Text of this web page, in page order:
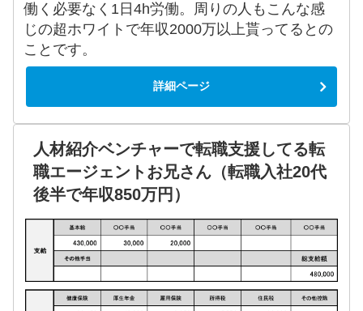
働く必要なく1日4h労働。周りの人もこんな感
じの超ホワイトで年収2000万以上貰ってるとの
ことです。
詳細ページ
人材紹介ベンチャーで転職支援してる転
職エージェントお兄さん（転職入社20代
後半で年収850万円）